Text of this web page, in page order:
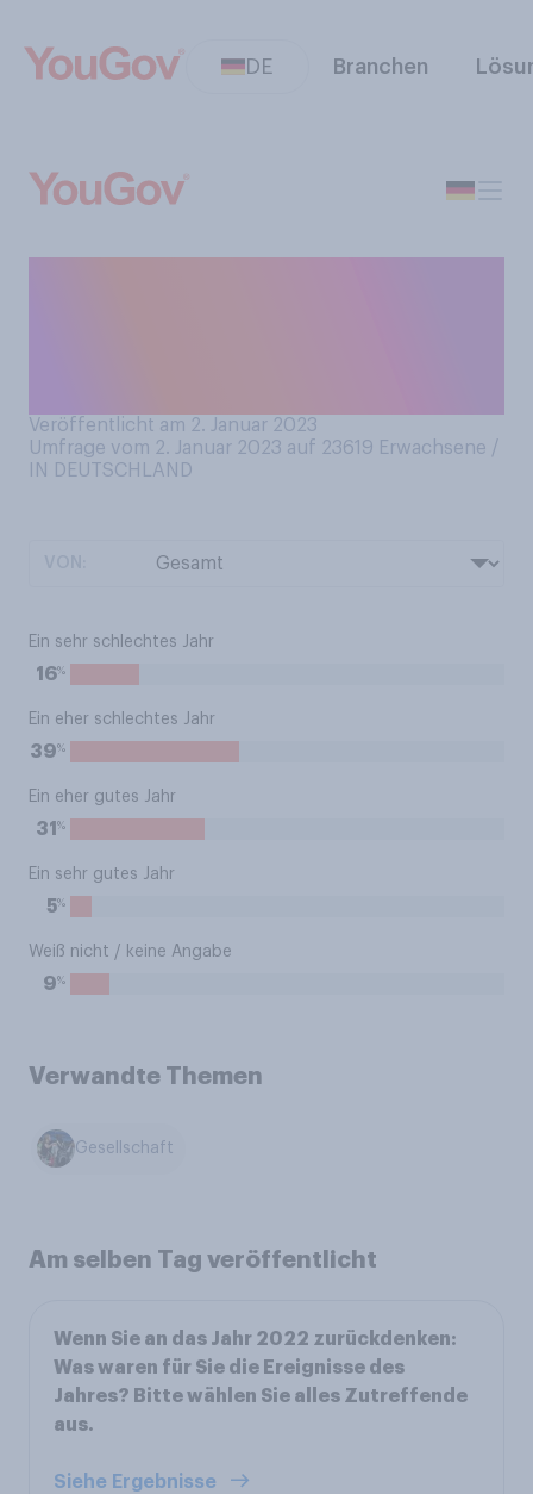
DE Branchen
Veröffentlicht am 2. Januar 2023
Umfrage vom 2. Januar 2023 auf 23619 Erwachsene /
IN DEUTSCHLAND
Ein sehr schlechtes Jahr
16%
Ein eher schlechtes Jahr
39%
Ein eher gutes Jahr
31 %
Ein sehr gutes Jahr
5%
Weiß nicht / keine Angabe
9%
Verwandte Themen
Gesellschaft
Am selben Tag veröffentlicht
Wenn Sie an das Jahr 2022 zurückdenken:
Was waren für Sie die Ereignisse des
Jahres? Bitte wählen Sie alles Zutreffende
aus.
Siehe Ergebnisse